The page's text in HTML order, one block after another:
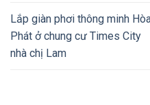
Lắp giàn phơi thông minh
Phát ở chung cư Times City
nhà chị Lam